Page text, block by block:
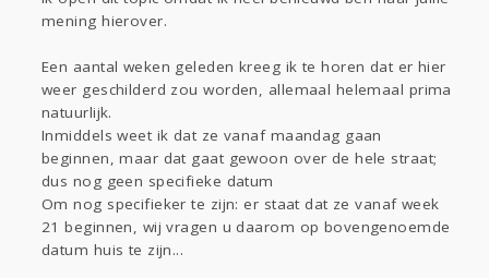
Sport
Aangeboden
Lezen
mening hierover.
Een aantal weken geleden kreeg ik te horen dat er hier
weer geschilderd zou worden, allemaal helemaal prima
natuurlijk.
Inmiddels weet ik dat ze vanaf maandag gaan
beginnen, maar dat gaat gewoon over de hele straat;
dus nog geen specifieke datum
Om nog specifieker te zijn: er staat dat ze vanaf week
21 beginnen, wij vragen u daarom op bovengenoemde
datum huis te zijn...